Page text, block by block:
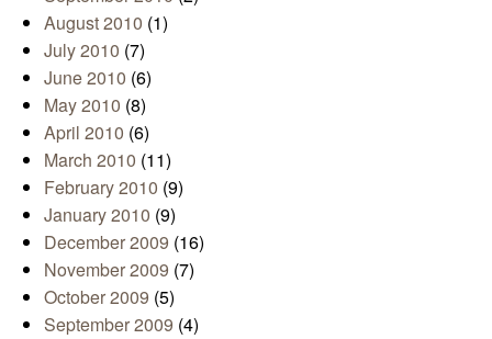
August 2010 (1)
July 2010 (7)
June 2010 (6)
May 2010 (8)
April 2010 (6)
March 2010 (11)
February 2010 (9)
January 2010 (9)
December 2009 (16)
November 2009 (7)
October 2009 (5)
September 2009 (4)